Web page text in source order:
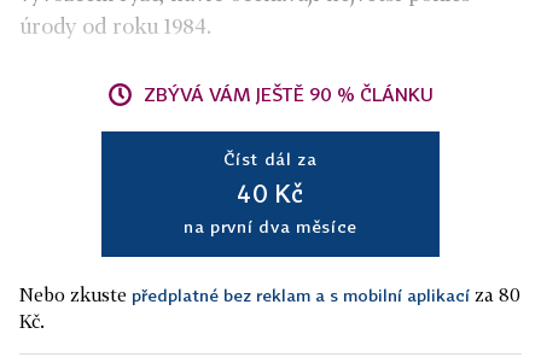
úrody od roku 1984.
ZBÝVÁ VÁM JEŠTĚ 90 % ČLÁNKU
Číst dál za
40 Kč
na první dva měsíce
Nebo zkuste předplatné bez reklam a s mobilní aplikací za 80
Kč.